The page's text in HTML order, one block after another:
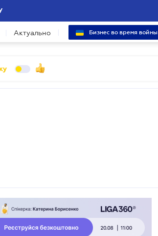
Актуально Бизнес во время войны